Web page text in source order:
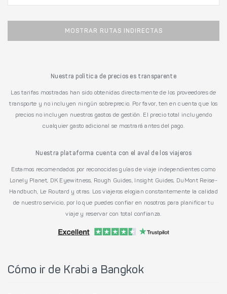
MOSTRAR RUTAS INDIRECTAS
Nuestra política de precios es transparente
Las tarifas mostradas han sido obtenidas directamente de los proveedores de
transporte y no incluyen ningún sobreprecio. Por favor, ten en cuenta que los
precios no incluyen nuestros gastos de gestión. El precio total incluyendo
cualquier gasto adicional se mostrará antes del pago.
Nuestra plataforma cuenta con el aval de los viajeros
Estamos recomendados por reconocidas guías de viaje independientes como
Lonely Planet, DK Eyewitness, Rough Guides, Insight Guides, DuMont Reise-
Handbuch, Le Routard y otras. Los viajeros elogian constantemente la calidad
de nuestro servicio, por lo que puedes confiar en nosotros para planificar tu
viaje y reservar con total confianza.
Cómo ir de Krabi a Bangkok